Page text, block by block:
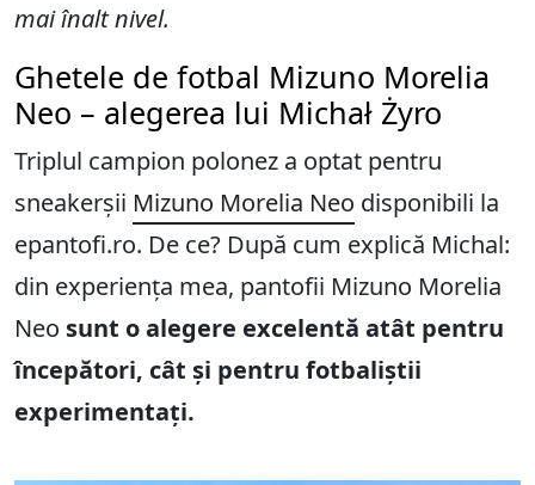
mai înalt nivel.
Ghetele de fotbal Mizuno Morelia
Neo – alegerea lui Michał Żyro
Triplul campion polonez a optat pentru
sneakerșii Mizuno Morelia Neo disponibili la
epantofi.ro. De ce? După cum explică Michal:
din experiența mea, pantofii Mizuno Morelia
Neo sunt o alegere excelentă atât pentru
începători, cât și pentru fotbaliștii
experimentați.